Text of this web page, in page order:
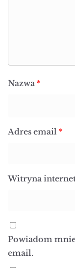
Nazwa *
Adres email *
Witryna
Powiadom
email.